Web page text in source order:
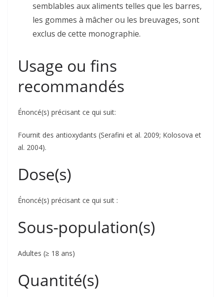
semblables aux aliments telles que les barres,
les gommes à mâcher ou les breuvages, sont
exclus de cette monographie.
Usage ou fins
recommandés
Énoncé(s) précisant ce qui suit:
Fournit des antioxydants (Serafini et al. 2009; Kolosova et
al. 2004).
Dose(s)
Énoncé(s) précisant ce qui suit :
Sous-population(s)
Adultes (≥ 18 ans)
Quantité(s)